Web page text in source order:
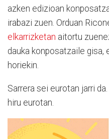
azken edizioan
irabazi zuen. Orduan
elkarrizketan aitortu
dauka konposatzaile gisa,
horiekin.
Sarrera sei eurotan jarri
hiru eurotan.